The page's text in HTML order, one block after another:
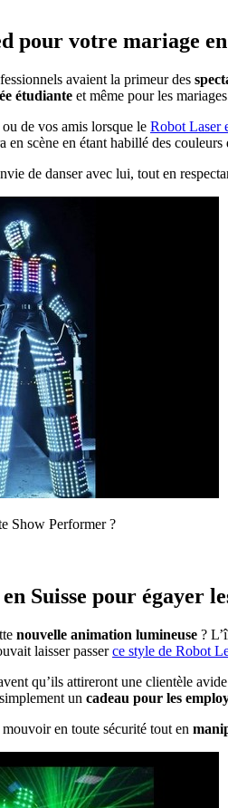
pour votre mariage en
avaient la primeur des
étudiante et même pour les
de vos amis lorsque le Robot Laser
en scène en étant habillé des couleurs
de danser avec lui, tout en
Show Performer ?
Suisse pour égayer
nouvelle animation lumineuse ?
laisser passerce style de Robot
qu’ils attireront une clientèle
un cadeau pour les
en toute sécurité tout en